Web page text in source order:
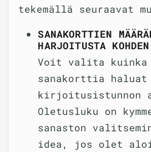
tekemällä seuraavat
SANAKORTTIEN
HARJOITUSTA KOHDEN
Voit valita kuinka
sanakorttia
kirjoitusistunnon
Oletusluku on
sanaston
idea, jos olet